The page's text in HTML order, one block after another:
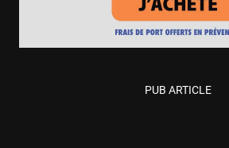
PUB ARTICLE